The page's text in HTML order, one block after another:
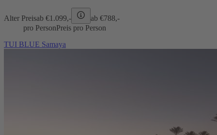
Alter Preisab €1.099,- ab €788,-
pro PersonPreis pro Person
TUI BLUE Samaya